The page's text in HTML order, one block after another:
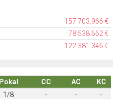
157.703.966 €
78.538.662 €
122.381.346 €
Pokal CC AC
KC
1/8 - -
-